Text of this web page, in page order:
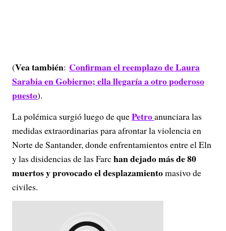
(Vea también: Confirman el reemplazo de Laura
Sarabia en Gobierno; ella llegaría a otro poderoso
puesto).
La polémica surgió luego de quePetroanunciara las
medidas extraordinarias para afrontar la violencia en
Norte de Santander, donde enfrentamientos entre el Eln
y las disidencias de las Farc han dejado más de 80
muertos y provocado el desplazamientomasivo de
civiles.